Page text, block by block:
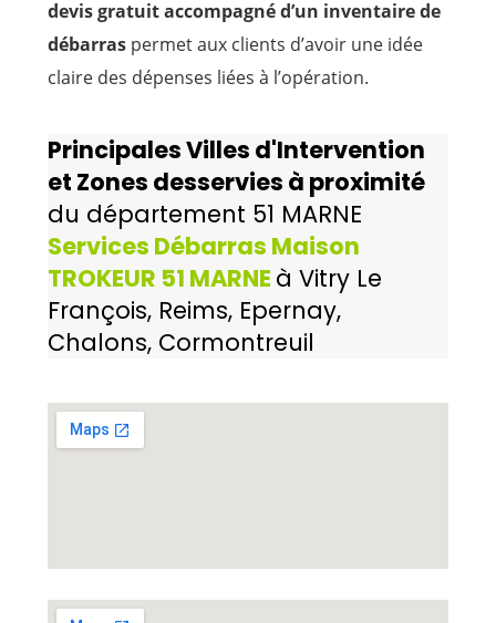
devis gratuit accompagné d’un inventaire de
débarras permet aux clients d’avoir une idée
claire des dépenses liées à l’opération.
Principales Villes d'Intervention
et Zones desservies à proximité
du département 51 MARNE
Services Débarras Maison
TROKEUR 51 MARNE à Vitry Le
François, Reims, Epernay,
Chalons, Cormontreuil